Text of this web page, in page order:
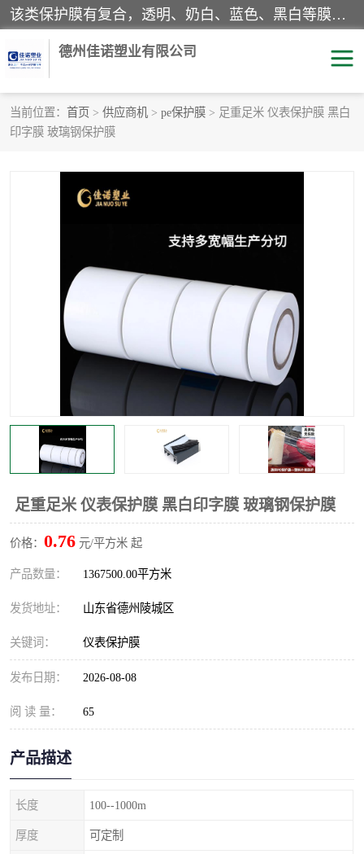
该类保护膜有复合，透明、奶白、蓝色、黑白等膜型。特高粘，高粘，中高粘，中粘，中低粘，低粘等。对于不同的粘力要求有相应的产品相适配。无胶渍残留污染。在较宽的收卷幅度下平整无皱纹，收卷长度大，利于机械化及自动化施工粘贴。为您的产品提供的表面保护解决方案。 产品广泛适用于：铝材、不锈钢、金属、塑料、电子、家电、家具、玻璃、化工材料、装饰材料等。
德州佳诺塑业有限公司
当前位置： 首页 > 供应商机 > pe保护膜 > 足重足米 仪表保护膜 黑白
印字膜 玻璃钢保护膜
足重足米 仪表保护膜 黑白印字膜 玻璃钢保护膜
价格： 0.76 元/平方米 起
产品数量： 1367500.00平方米
发货地址： 山东省德州陵城区
关键词： 仪表保护膜
发布日期： 2026-08-08
阅 读 量： 65
产品描述
长度 100--1000m
厚度 可定制
pe保护膜
明蓝保护膜 纯黑保护膜
印字保护膜 彩钢板保护膜
不绣钢板保护膜 两边上胶保护膜
窗缝阻风胶带 铝板保护膜
不锈钢板保护膜 一次性隔离膜